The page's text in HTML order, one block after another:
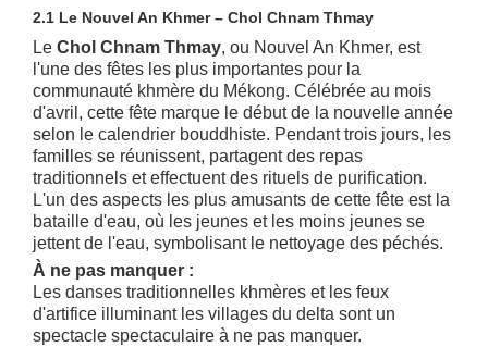
2.1 Le Nouvel An Khmer – Chol Chnam Thmay
Le Chol Chnam Thmay, ou Nouvel An Khmer, est
l'une des fêtes les plus importantes pour la
communauté khmère du Mékong. Célébrée au mois
d'avril, cette fête marque le début de la nouvelle année
selon le calendrier bouddhiste. Pendant trois jours, les
familles se réunissent, partagent des repas
traditionnels et effectuent des rituels de purification.
L'un des aspects les plus amusants de cette fête est la
bataille d'eau, où les jeunes et les moins jeunes se
jettent de l'eau, symbolisant le nettoyage des péchés.
À ne pas manquer :
Les danses traditionnelles khmères et les feux
d'artifice illuminant les villages du delta sont un
spectacle spectaculaire à ne pas manquer.